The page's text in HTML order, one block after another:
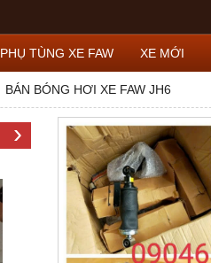
PHỤ TÙNG XE FAW XE MỚI
BÁN BÓNG HƠI XE FAW JH6
›